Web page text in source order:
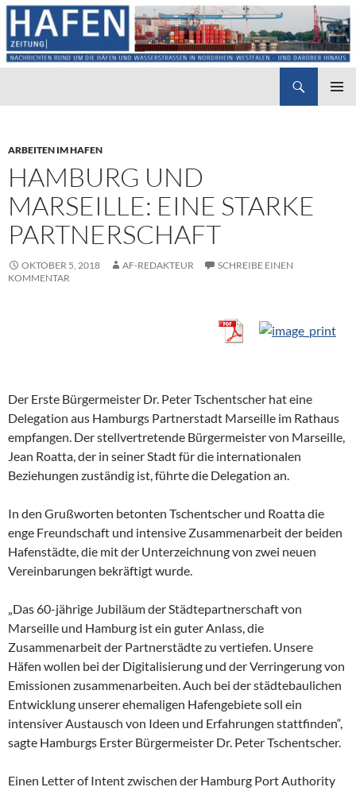
ARBEITEN IM HAFEN
HAMBURG UND
MARSEILLE: EINE STARKE
PARTNERSCHAFT
OKTOBER 5, 2018 AF-REDAKTEUR
SCHREIBE EINEN
KOMMENTAR
Der Erste Bürgermeister Dr. Peter Tschentscher hat eine
Delegation aus Hamburgs Partnerstadt Marseille im Rathaus
empfangen. Der stellvertretende Bürgermeister von Marseille,
Jean Roatta, der in seiner Stadt für die internationalen
Beziehungen zuständig ist, führte die Delegation an.
In den Grußworten betonten Tschentscher und Roatta die
enge Freundschaft und intensive Zusammenarbeit der beiden
Hafenstädte, die mit der Unterzeichnung von zwei neuen
Vereinbarungen bekräftigt wurde.
„Das 60-jährige Jubiläum der Städtepartnerschaft von
Marseille und Hamburg ist ein guter Anlass, die
Zusammenarbeit der Partnerstädte zu vertiefen. Unsere
Häfen wollen bei der Digitalisierung und der Verringerung von
Emissionen zusammenarbeiten. Auch bei der städtebaulichen
Entwicklung unserer ehemaligen Hafengebiete soll ein
intensiver Austausch von Ideen und Erfahrungen stattfinden“,
sagte Hamburgs Erster Bürgermeister Dr. Peter Tschentscher.
Einen Letter of Intent zwischen der Hamburg Port Authority